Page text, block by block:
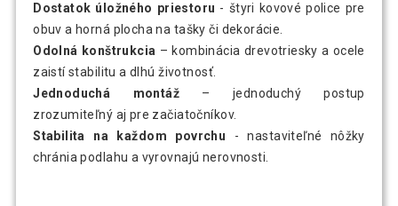
Dostatok úložného priestoru - štyri kovové police pre
obuv a horná plocha na tašky či dekorácie.
Odolná konštrukcia – kombinácia drevotriesky a ocele
zaistí stabilitu a dlhú životnosť.
Jednoduchá montáž – jednoduchý postup
zrozumiteľný aj pre začiatočníkov.
Stabilita na každom povrchu - nastaviteľné nôžky
chránia podlahu a vyrovnajú nerovnosti.